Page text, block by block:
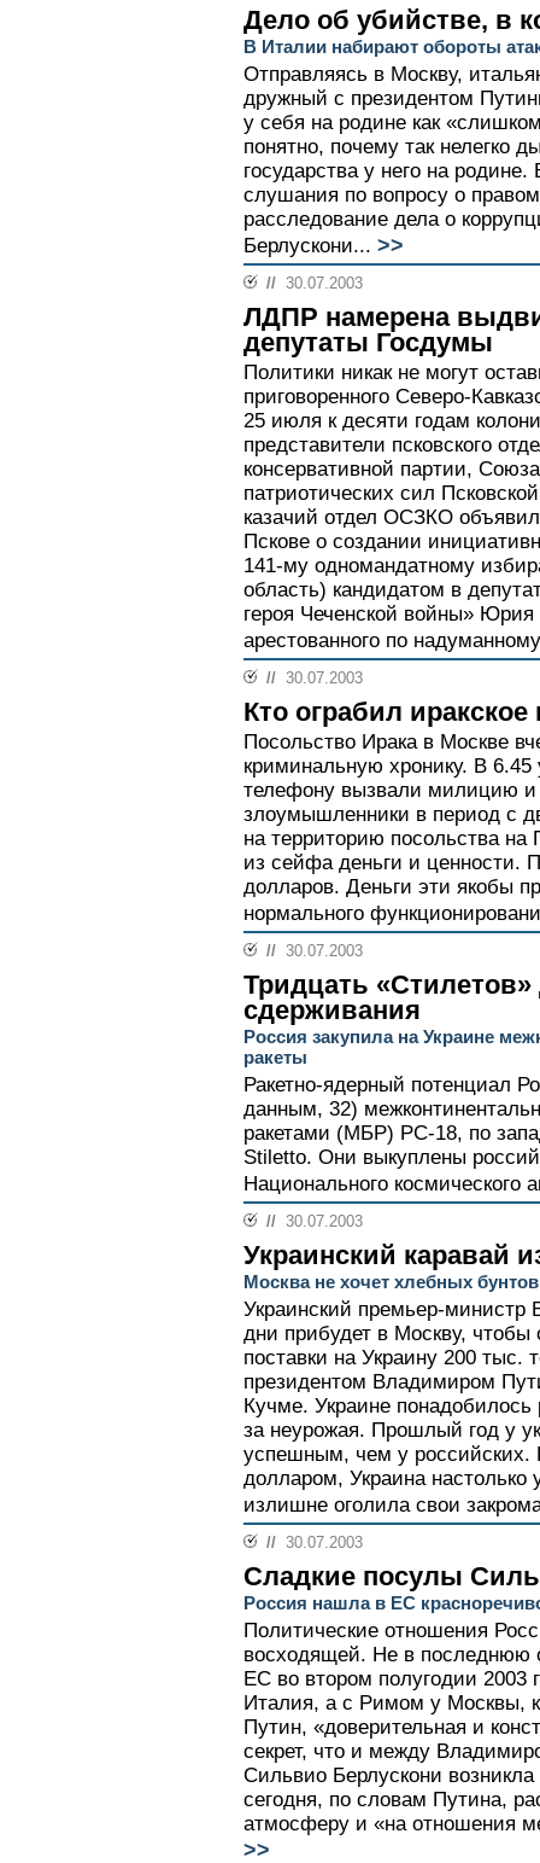
Дело об убийстве, в
В Италии набирают обороты
Отправляясь в Москву,
дружный с президентом
у себя на родине как
понятно, почему так нелегко
государства у него на
слушания по вопросу о
расследование дела о
Берлускони... >>
// 30.07.2003
ЛДПР намерена
депутаты Госдумы
Политики никак не могут
приговоренного Северо-
25 июля к десяти годам
представители псковского
консервативной партии,
патриотических сил
казачий отдел ОСЗКО
Пскове о создании
141-му одномандатному
область) кандидатом в
героя Чеченской войны»
арестованного по
// 30.07.2003
Кто ограбил
Посольство Ирака в Москве
криминальную хронику. В
телефону вызвали милицию
злоумышленники в период с
на территорию посольства
из сейфа деньги и ценности.
долларов. Деньги эти якобы
нормального
// 30.07.2003
Тридцать «Стилетов»
сдерживания
Россия закупила на Украине
ракеты
Ракетно-ядерный потенциал
данным, 32)
ракетами (МБР) РС-18, по
Stiletto. Они выкуплены
Национального космического
// 30.07.2003
Украинский каравай
Москва не хочет хлебных
Украинский премьер-министр
дни прибудет в Москву, чтобы
поставки на Украину 200 тыс.
президентом Владимиром
Кучме. Украине
за неурожая. Прошлый год у
успешным, чем у
долларом, Украина настолько
излишне оголила свои
// 30.07.2003
Сладкие посулы
Россия нашла в ЕС
Политические отношения
восходящей. Не в последнюю
ЕС во втором полугодии 2003
Италия, а с Римом у Москвы,
Путин, «доверительная и
секрет, что и между
Сильвио Берлускони
сегодня, по словам Путина,
атмосферу и «на отношения
>>